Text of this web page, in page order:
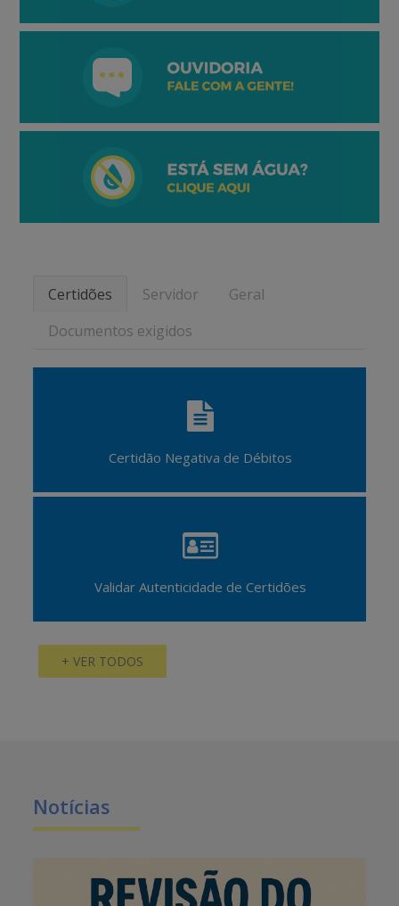
Certidões Servidor
Geral
Documentos exigidos
Certidão Negativa de Débitos
Validar Autenticidade de Certidões
+ VER TODOS
Notícias